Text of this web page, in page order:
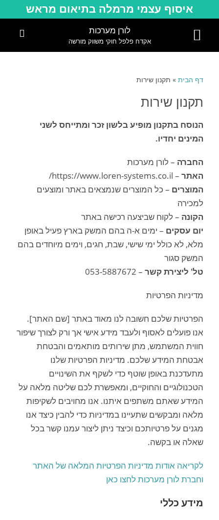
איסוף עצמי מרמלה בתיאום מראש
לורן מערכות
אקדח פלפל חוקי משווק מורשה
דף הבית » תקנון שירות
תקנון שירות
הנוסח בתקנון מופיע בלשון זכר ומתייחס לשני
המינים יחדיו.
החברה – לורן מערכות
האתר – https://www.loren-systems.co.il/
המוצרים – כל המוצרים שנמצאים באתר ומוצעים
למכירה
הקונה – לקוח שביצעה רכישה באתר
יום עסקים – ימים א-ה בהם המשק בארץ פעיל באופן
מלא, לא כולל ימי שישי, שבת, חגים, וימים מיוחדים בהם
המשק סגור
טל' ליצירת קשר – 053-5887672
מדיניות הפרטיות
הפרטיות שלכם חשובה לנו מאוד באתר [שם האתר].
אנו פועלים לאסוף ולעבד מידע אישי אך ורק לצורך שיפור
חווית המשתמש, מתן שירותים מותאמים והבטחת
אבטחת המידע שלכם. מדיניות הפרטיות שלנו
מתעדכנת באופן שוטף כדי לשקף את השינויים
הטכנולוגיים והחוקיים, ומאפשרת לכם שליטה מלאה על
המידע שאתם משתפים איתנו. אנו מחויבים לשקיפות
מלאה ומבקשים שתעיינו במדיניות כדי להבין כיצד אנו
מגנים על פרטיותכם וכיצד ניתן ליצור עמנו קשר בכל
שאלה או בקשה.
לקריאה אודות מדיניות הפרטיות המלאה של האתר
וחברת לורן מערכות לחצו כאן
מידע כללי